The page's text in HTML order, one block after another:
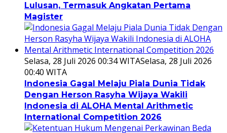
Lulusan, Termasuk Angkatan Pertama
Magister
Selasa, 28 Juli 2026 00:34 WITASelasa, 28 Juli 2026
00:40 WITA
Indonesia Gagal Melaju Piala Dunia Tidak
Dengan Herson Rasyha Wijaya Wakili
Indonesia di ALOHA Mental Arithmetic
International Competition 2026